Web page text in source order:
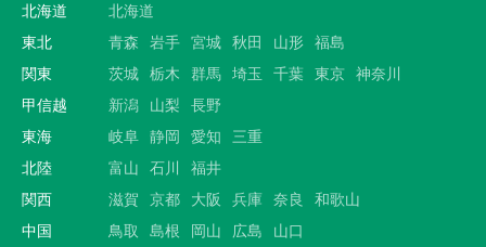
北海道
北海道
東北
青森 岩手 宮城 秋田 山形 福島
関東
茨城 栃木 群馬 埼玉 千葉 東京 神奈川
甲信越
新潟 山梨
長野
東海
岐阜 静岡 愛知
三重
北陸
富山 石川
福井
関西
滋賀 京都 大阪 兵庫 奈良
和歌山
中国
鳥取 島根 岡山 広島 山口